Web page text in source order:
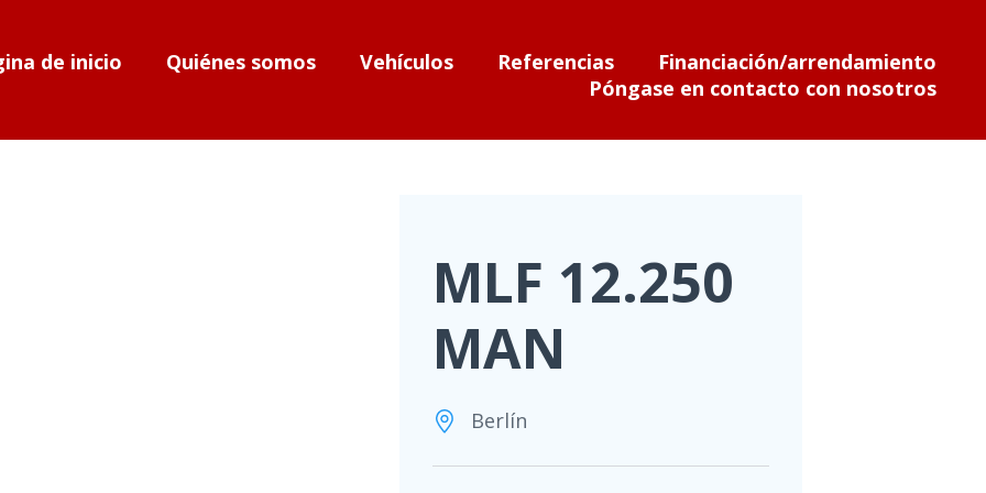
de inicio Quiénes somos Vehículos Referencias
Financiación/arrendamiento
Póngase en contacto con nosotros
MLF 12.250
MAN
Berlín